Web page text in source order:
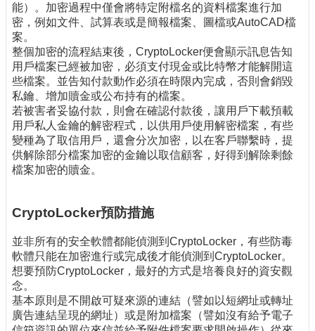
能）。加密過程中僅會將特定附檔名的資料檔案進行加
密，例如文件、試算表或是簡報檔案、圖檔或AutoCAD檔
案。
整個加密的流程結束後，CryptoLocker便會顯示訊息告知
用戶檔案已經被加密，必須支付現金或比特幣才能解開這
些檔案。並告知付款動作必須在時限內完成，否則會銷毀
私鑰、增加贖金或公布持有的檔案。
若被害者妥協付款，則會在確認付款後，讓用戶下載預載
用戶私人金鑰的解密程式，以供用戶使用解密檔案，有些
變種為了取信用戶，還會分次加密，以在客戶聯繫時，提
供解除部分檔案加密的金鑰以取信顧客，好得到解除剩餘
檔案加密的贖金。
CryptoLocker預防措施
並非所有的安全軟體都能偵測到CryptoLocker，有些防毒
軟體只能在加密進行或完成後才能偵測到CryptoLocker。
想要預防CryptoLocker，最好的方式是培養良好的資安觀
念。
基本原則是不開啟可疑來源的連結（譬如以短網址或轉址
廣告連結呈現的網址）或是附加檔案（譬如沒有給予電子